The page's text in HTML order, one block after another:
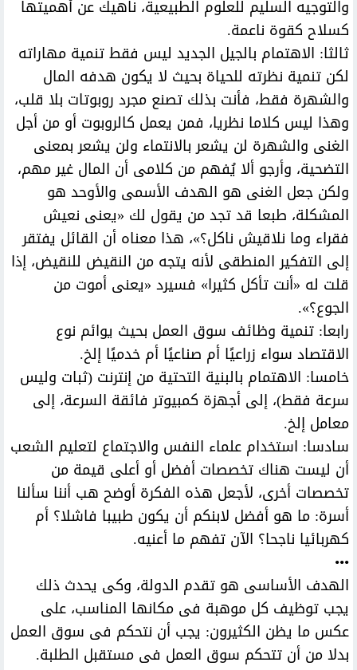
والتوجيه السليم للعلوم الطبيعية، ناهيك عن أهميتها
كسلاح كقوة ناعمة.
ثالثا: الاهتمام بالجيل الجديد ليس فقط تنمية مهاراته
لكن تنمية نظرته للحياة بحيث لا يكون هدفه المال
والشهرة فقط، فأنت بذلك تصنع مجرد روبوتات بلا قلب،
وهذا ليس كلاما نظريا، فمن يعمل كالروبوت أو من أجل
الغنى والشهرة لن يشعر بالانتماء ولن يشعر بمعنى
التضحية، وأرجو ألا يُفهم من كلامى أن المال غير مهم،
ولكن جعل الغنى هو الهدف الأسمى والأوحد هو
المشكلة، طبعا قد تجد من يقول لك «يعنى نعيش
فقراء وما نلاقيش ناكل؟»، هذا معناه أن القائل يفتقر
إلى التفكير المنطقى لأنه يتجه من النقيض للنقيض، إذا
قلت له «أنت تأكل كثيرا» فسيرد «يعنى أموت من
الجوع؟».
رابعا: تنمية وظائف سوق العمل بحيث يوائم نوع
الاقتصاد سواء زراعيًا أم صناعيًا أم خدميًا إلخ.
خامسا: الاهتمام بالبنية التحتية من إنترنت (ثبات وليس
سرعة فقط)، إلى أجهزة كمبيوتر فائقة السرعة، إلى
معامل إلخ.
سادسا: استخدام علماء النفس والاجتماع لتعليم الشعب
أن ليست هناك تخصصات أفضل أو أعلى قيمة من
تخصصات أخرى، لأجعل هذه الفكرة أوضح هب أننا سألنا
أسرة: ما هو أفضل لابنكم أن يكون طبيبا فاشلا؟ أم
كهربائيا ناجحا؟ الآن تفهم ما أعنيه.
•••
الهدف الأساسى هو تقدم الدولة، وكى يحدث ذلك
يجب توظيف كل موهبة فى مكانها المناسب، على
عكس ما يظن الكثيرون: يجب أن نتحكم فى سوق العمل
بدلا من أن تتحكم سوق العمل فى مستقبل الطلبة.